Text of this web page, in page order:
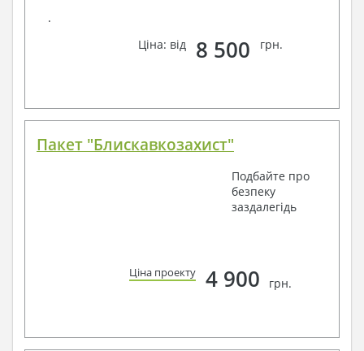
.
Ціна: від
8 500 грн.
Пакет "Блискавкозахист"
Подбайте про
безпеку
заздалегідь
Ціна проекту 4 900 грн.